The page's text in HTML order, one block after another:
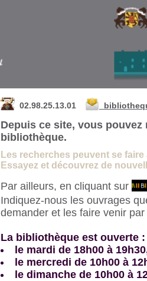
Les recherches peuvent se
Essayez et découvrez de
Par ailleurs, en cliquant sur
Indiquez-nous les ouvrages
demander et les faire venir
La bibliothèque est ouverte :
le mardi de 18h00 à
le mercredi de 10h00 à
le dimanche de 10h00 à
02.98.25.13.01
Depuis ce site, vous
bibliothèque.